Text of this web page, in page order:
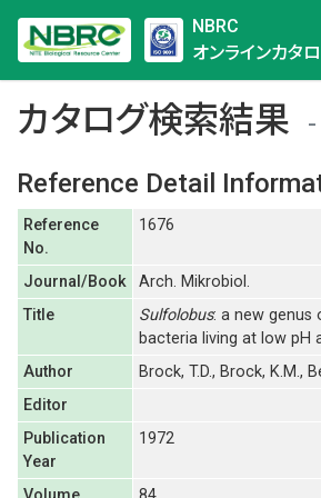
NBRC
オンラインカタ
カタログ検索結果
Reference Detail
Reference
No.
1676
Journal/Book
Arch. Mikrobiol.
Title
Sulfolobus: a new genus
bacteria living at low pH
Author
Brock, T.D., Brock, K.M.,
Editor
Publication
Year
1972